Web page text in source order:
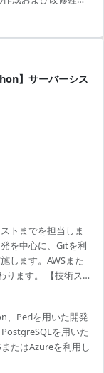
】サーバーシス
トまでを担当しま
を中心に、Gitを利
します。AWSまた
ります。 【技術スタ
・データベー
、Unix ・構成管
、Perlを用いた開発
を用いた
たはAzureを利用し